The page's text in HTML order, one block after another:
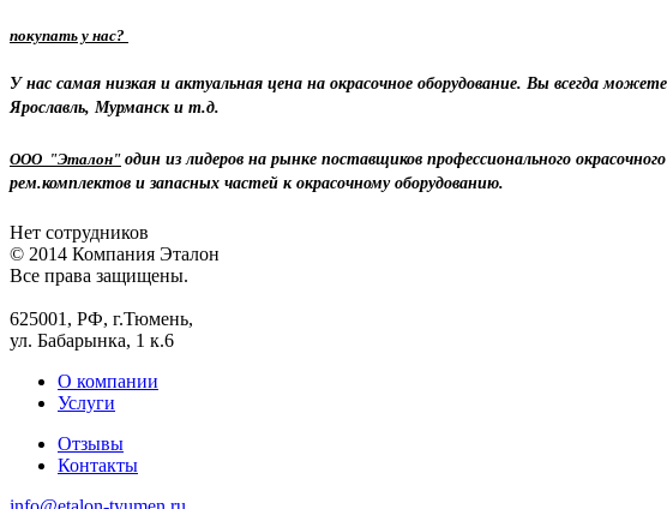
покупать у нас?
У нас самая низкая и актуальная цена на окрасочное оборудование. Вы всегда
Ярославль, Мурманск и т.д.
ООО "Эталон" один из лидеров на рынке поставщиков профессионального
рем.комплектов и запасных частей к окрасочному оборудованию.
Нет сотрудников
© 2014 Компания Эталон
Все права защищены.
625001, РФ, г.Тюмень,
ул. Бабарынка, 1 к.6
О компании
Услуги
Отзывы
Контакты